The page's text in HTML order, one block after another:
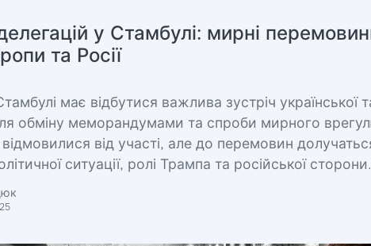
у Стамбулі: мирні
та Росії
має відбутися важлива зустріч української
обміну меморандумами та спроби мирного
від участі, але до перемовин
ситуації, ролі Трампа та російської сторони.